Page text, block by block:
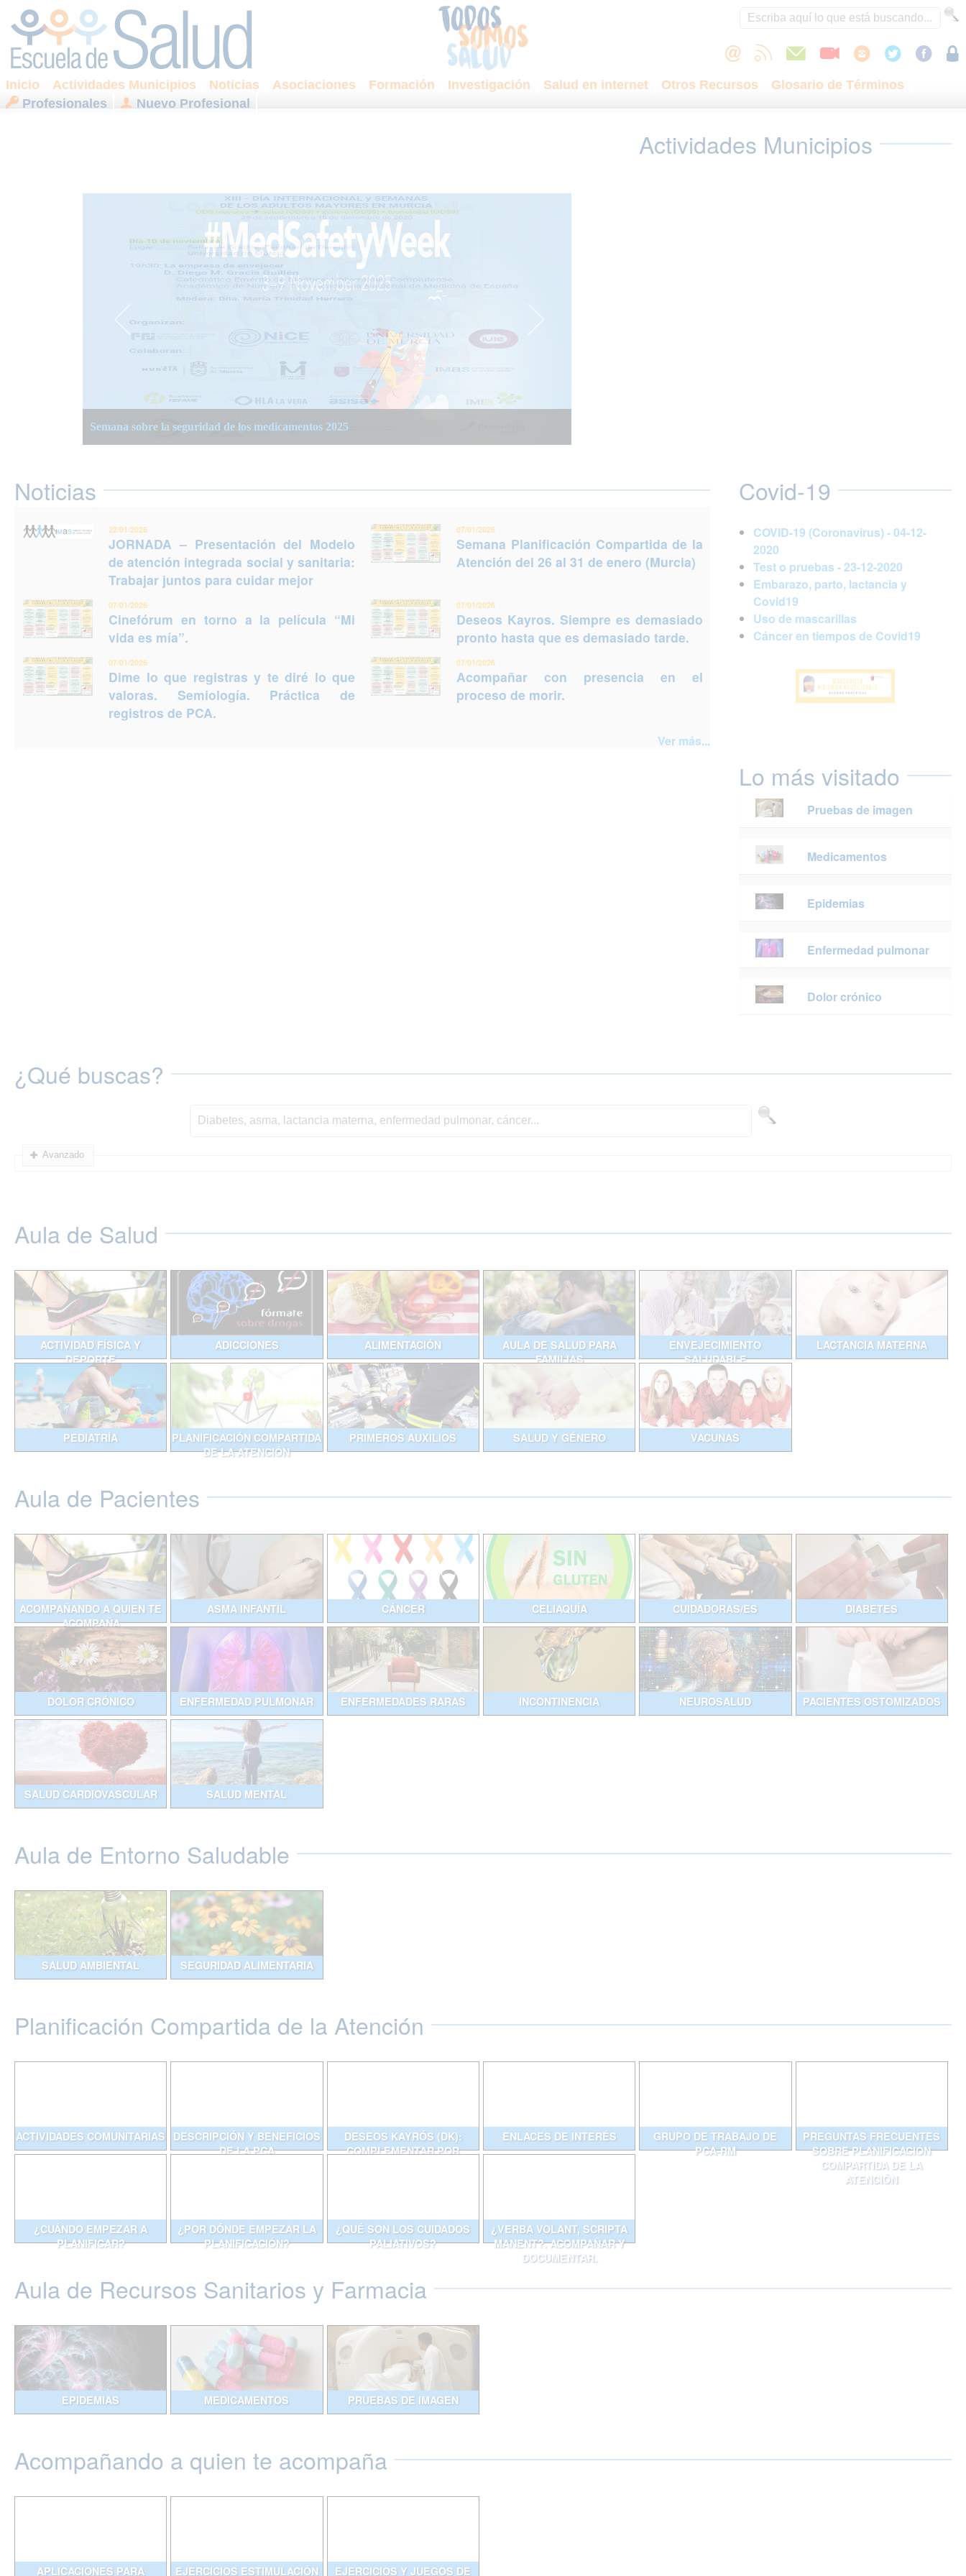
Inicio Actividades Municipios Noticias Asociaciones Formación Investigación Salud en internet Otros Recursos
Glosario de Términos
Profesionales
Nuevo Profesional
JORNADA – Presentación del Modelo de atención integrada social y sanitaria: Trabajar juntos
para cuidar mejor
Semana Planificación Compartida de la Atención del 26 al 31 de enero (Murcia)
XIII Semanas Adultos Mayores en Murcia 2025
Semana sobre la seguridad de los medicamentos 2025
Actividades Municipios
Noticias
22/01/2026
JORNADA – Presentación del Modelo
de atención integrada social y sanitaria:
Trabajar juntos para cuidar mejor
07/01/2026
Semana Planificación Compartida de la
Atención del 26 al 31 de enero (Murcia)
07/01/2026
Cinefórum en torno a la película “Mi
vida es mía”.
07/01/2026
Deseos Kayros. Siempre es demasiado
pronto hasta que es demasiado tarde.
07/01/2026
Dime lo que registras y te diré lo que
valoras. Semiología. Práctica de
registros de PCA.
07/01/2026
Acompañar con presencia en el
proceso de morir.
Ver más...
Covid-19
COVID-19 (Coronavirus) - 04-12-
2020
Test o pruebas - 23-12-2020
Embarazo, parto, lactancia y
Covid19
Uso de mascarillas
Cáncer en tiempos de Covid19
Lo más visitado
Pruebas de imagen
Medicamentos
Epidemias
Enfermedad pulmonar
Dolor crónico
¿Qué buscas?
Avanzado
Aula de Salud
ACTIVIDAD FÍSICA Y
DEPORTE
ADICCIONES ALIMENTACIÓN
AULA DE SALUD PARA
FAMILIAS
ENVEJECIMIENTO
SALUDABLE
LACTANCIA MATERNA
PEDIATRÍA
PLANIFICACIÓN COMPARTIDA
DE LA ATENCIÓN
PRIMEROS AUXILIOS SALUD Y GÉNERO VACUNAS
Aula de Pacientes
ACOMPAÑANDO A QUIEN TE
ACOMPAÑA
ASMA INFANTIL CÁNCER CELIAQUÍA CUIDADORAS/ES DIABETES
DOLOR CRÓNICO ENFERMEDAD PULMONAR ENFERMEDADES RARAS INCONTINENCIA NEUROSALUD PACIENTES OSTOMIZADOS
SALUD CARDIOVASCULAR SALUD MENTAL
Aula de Entorno Saludable
SALUD AMBIENTAL SEGURIDAD ALIMENTARIA
Planificación Compartida de la Atención
ACTIVIDADES COMUNITARIAS DESCRIPCIÓN Y BENEFICIOS
DE LA PCA
DESEOS KAYRÓS (DK):
COMPLEMENTAR POR
ENLACES DE INTERÉS
GRUPO DE TRABAJO DE
PCA-RM
PREGUNTAS FRECUENTES
SOBRE PLANIFICACIÓN
COMPARTIDA DE LA
ATENCIÓN
¿CUÁNDO EMPEZAR A
PLANIFICAR?
¿POR DÓNDE EMPEZAR LA
PLANIFICACIÓN?
¿QUÉ SON LOS CUIDADOS
PALIATIVOS?
¿VERBA VOLANT, SCRIPTA
MANENT?. ACOMPAÑAR Y
DOCUMENTAR.
Aula de Recursos Sanitarios y Farmacia
EPIDEMIAS MEDICAMENTOS PRUEBAS DE IMAGEN
Acompañando a quien te acompaña
APLICACIONES PARA EJERCICIOS ESTIMULACIÓN EJERCICIOS Y JUEGOS DE